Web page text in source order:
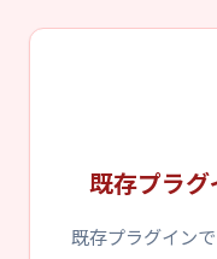
既存プラ
既存プラグイン